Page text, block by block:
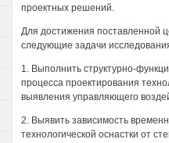
проектных решений.
Для достижения поставленной
следующие задачи
1. Выполнить структурно-
процесса проектирования
выявления управляющего
2. Выявить зависимость
технологической оснастки от